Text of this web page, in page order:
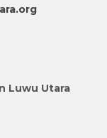
Luwu Utara